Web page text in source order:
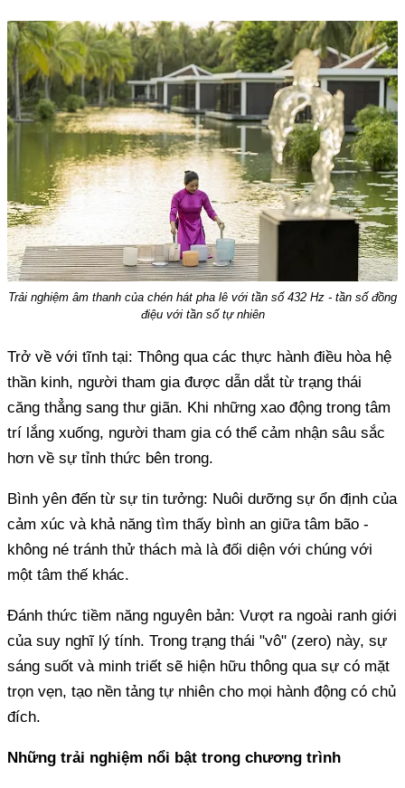
Trải nghiệm âm thanh của chén hát pha lê với tần số 432 Hz - tần số đồng
điệu với tần số tự nhiên
Trở về với tĩnh tại: Thông qua các thực hành điều hòa hệ
thần kinh, người tham gia được dẫn dắt từ trạng thái
căng thẳng sang thư giãn. Khi những xao động trong tâm
trí lắng xuống, người tham gia có thể cảm nhận sâu sắc
hơn về sự tỉnh thức bên trong.
Bình yên đến từ sự tin tưởng: Nuôi dưỡng sự ổn định của
cảm xúc và khả năng tìm thấy bình an giữa tâm bão -
không né tránh thử thách mà là đối diện với chúng với
một tâm thế khác.
Đánh thức tiềm năng nguyên bản: Vượt ra ngoài ranh giới
của suy nghĩ lý tính. Trong trạng thái "vô" (zero) này, sự
sáng suốt và minh triết sẽ hiện hữu thông qua sự có mặt
trọn vẹn, tạo nền tảng tự nhiên cho mọi hành động có chủ
đích.
Những trải nghiệm nổi bật trong chương trình